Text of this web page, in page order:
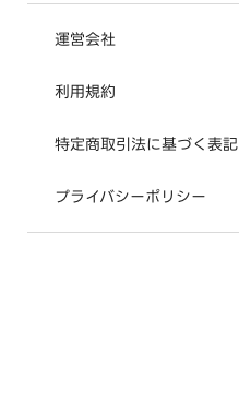
運営会社
利用規約
特定商取引法に基づく表記
プライバシーポリシー